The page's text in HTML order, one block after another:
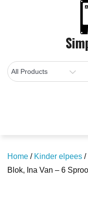
Home / Kinder elpees /
Blok, Ina Van – 6